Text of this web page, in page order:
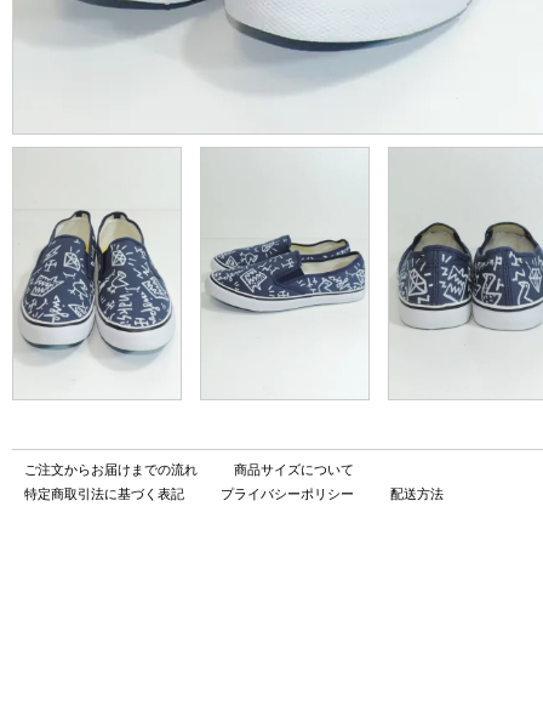
ご注文からお届けまでの流れ
商品サイズについて
特定商取引法に基づく表記
プライバシーポリシー 配送方法